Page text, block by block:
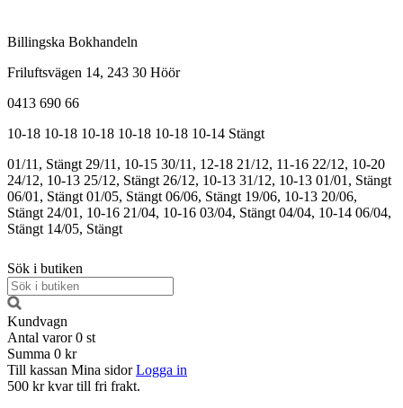
Billingska Bokhandeln
Friluftsvägen 14, 243 30 Höör
0413 690 66
10-18 10-18 10-18 10-18 10-18 10-14 Stängt
01/11, Stängt 29/11, 10-15 30/11, 12-18 21/12, 11-16 22/12, 10-20
24/12, 10-13 25/12, Stängt 26/12, 10-13 31/12, 10-13 01/01, Stängt
06/01, Stängt 01/05, Stängt 06/06, Stängt 19/06, 10-13 20/06,
Stängt 24/01, 10-16 21/04, 10-16 03/04, Stängt 04/04, 10-14 06/04,
Stängt 14/05, Stängt
Sök i butiken
Kundvagn
Antal varor 0 st
Summa 0 kr
Till kassan Mina sidor Logga in
500 kr kvar till fri frakt.